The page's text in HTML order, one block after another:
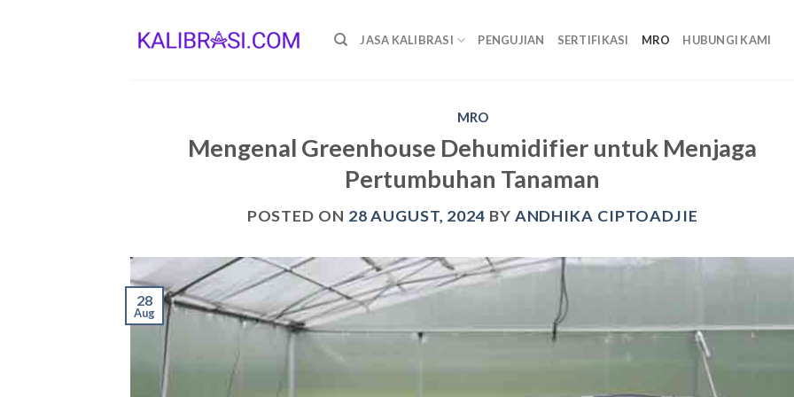
JASA KALIBRASI PENGUJIAN SERTIFIKASI MRO HUBUNGI KAMI
MRO
Mengenal Greenhouse Dehumidifier untuk Menjaga
Pertumbuhan Tanaman
POSTED ON 28 AUGUST, 2024 BY ANDHIKA CIPTOADJIE
28
Aug